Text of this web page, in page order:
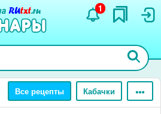
1
Все рецепты Кабачки